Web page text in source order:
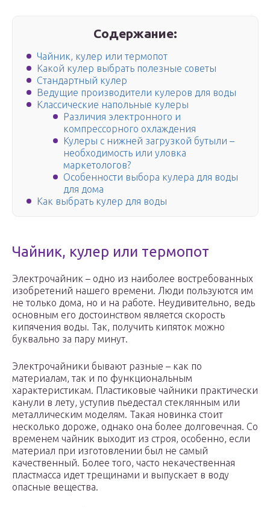
Содержание:
Чайник, кулер или термопот
Какой кулер выбрать полезные советы
Стандартный кулер
Ведущие производители кулеров для воды
Классические напольные кулеры
Различия электронного и
компрессорного охлаждения
Кулеры с нижней загрузкой бутыли –
необходимость или уловка
маркетологов?
Особенности выбора кулера для воды
для дома
Как выбрать кулер для воды
Чайник, кулер или термопот
Электрочайник – одно из наиболее востребованных
изобретений нашего времени. Люди пользуются им
не только дома, но и на работе. Неудивительно, ведь
основным его достоинством является скорость
кипячения воды. Так, получить кипяток можно
буквально за пару минут.
Электрочайники бывают разные – как по
материалам, так и по функциональным
характеристикам. Пластиковые чайники практически
канули в лету, уступив пьедестал стеклянным или
металлическим моделям. Такая новинка стоит
несколько дороже, однако она более долговечная. Со
временем чайник выходит из строя, особенно, если
материал при изготовлении был не самый
качественный. Более того, часто некачественная
пластмасса идет трещинами и выпускает в воду
опасные вещества.